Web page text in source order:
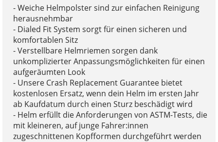
- Weiche Helmpolster sind zur einfachen Reinigung
herausnehmbar
- Dialed Fit System sorgt für einen sicheren und
komfortablen Sitz
- Verstellbare Helmriemen sorgen dank
unkomplizierter Anpassungsmöglichkeiten für einen
aufgeräumten Look
- Unsere Crash Replacement Guarantee bietet
kostenlosen Ersatz, wenn dein Helm im ersten Jahr
ab Kaufdatum durch einen Sturz beschädigt wird
- Helm erfüllt die Anforderungen von ASTM-Tests, die
mit kleineren, auf junge Fahrer:innen
zugeschnittenen Kopfformen durchgeführt werden